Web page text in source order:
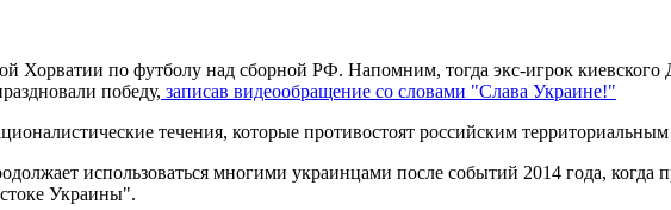
Хорватии по футболу над сборной РФ. Напомним, тогда экс-игрок
победу, записав видеообращение со словами "Слава Украине!"
течения, которые противостоят российским
использоваться многими украинцами после событий 2014 года, когда
Украины".